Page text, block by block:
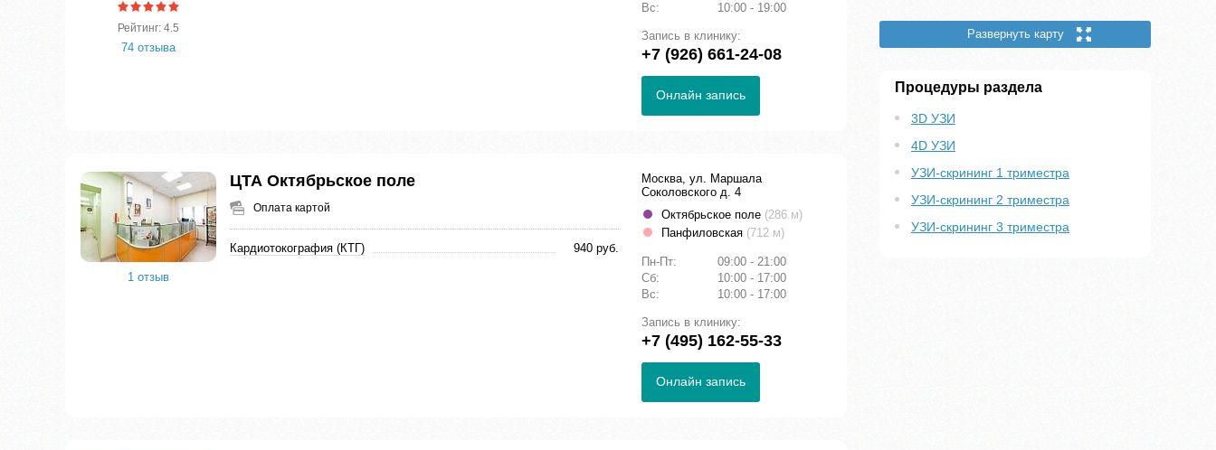
Рейтинг: 4.5
74 отзыва
Вс:
10:00 - 19:00
Запись в клинику:
+7 (926) 661-24-08
Онлайн запись
1 отзыв
ЦТА Октябрьское поле
Оплата картой
Кардиотокография (КТГ) 940 руб.
Москва, ул. Маршала
Соколовского д. 4
Октябрьское поле (286 м)
Панфиловская (712 м)
Пн-Пт:
09:00 - 21:00
Сб:
10:00 - 17:00
Вс:
10:00 - 17:00
Запись в клинику:
+7 (495) 162-55-33
Онлайн запись
Развернуть карту
Процедуры раздела
3D УЗИ
4D УЗИ
УЗИ-скрининг 1 триместра
УЗИ-скрининг 2 триместра
УЗИ-скрининг 3 триместра